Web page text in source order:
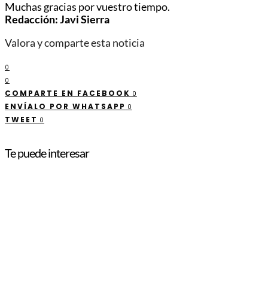
Muchas gracias por vuestro tiempo.
Redacción: Javi Sierra
Valora y comparte esta noticia
0
0
COMPARTE EN FACEBOOK 0
ENVÍALO POR WHATSAPP 0
TWEET 0
Te puede interesar